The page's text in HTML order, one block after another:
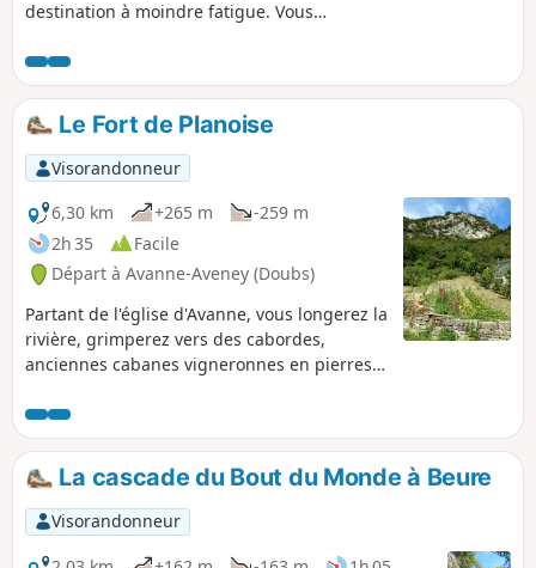
destination à moindre fatigue. Vous
une cascade, un vieux lavoir, une
charmante petite église et son cimetière
et plusieurs belvédères sur la vallée du
Doubs. Peut-être aussi aurez-vous le
temps pour une pensée à ces jeunes
gars morts sous les balles nazies dont la
stèle au Rocher de Valmy perpétue le
souvenir.
Le Fort de Planoise
Visorandonneur
6,30 km
+265 m
-259 m
2h 35
Facile
Départ à Avanne-Aveney (Doubs)
Partant de l'église d'Avanne, vous longerez la
rivière, grimperez vers des cabordes,
anciennes cabanes vigneronnes en pierres
Moncey, bâti en 1877, premier rempart
défensif de la cité bisontine. Vous passerez
en revue de nombreuses batteries et
fortifications d'un pas militaire, puis vous
ferez halte aux belvédères superbes, l'un
sur Besançon et ses collines, le second au
La cascade du Bout du Monde à Beure
Visorandonneur